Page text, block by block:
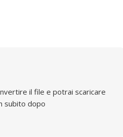
il file e potrai scaricare
subito dopo